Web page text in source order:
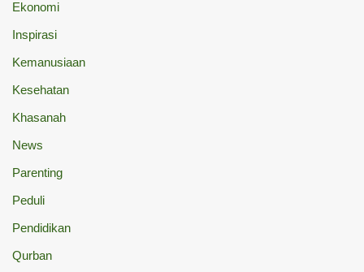
Ekonomi
Inspirasi
Kemanusiaan
Kesehatan
Khasanah
News
Parenting
Peduli
Pendidikan
Qurban